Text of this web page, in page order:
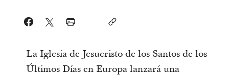
La Iglesia de Jesucristo de los Santos de los
Últimos Días en Europa lanzará una